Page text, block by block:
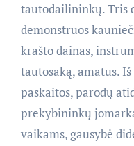
tautodailininkų. Tris
demonstruos
krašto dainas,
tautosaką, amatus.
paskaitos, parodų
prekybininkų
vaikams, gausybė